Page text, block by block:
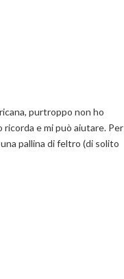
purtroppo non ho
ricorda e mi può aiutare. Per
pallina di feltro (di solito